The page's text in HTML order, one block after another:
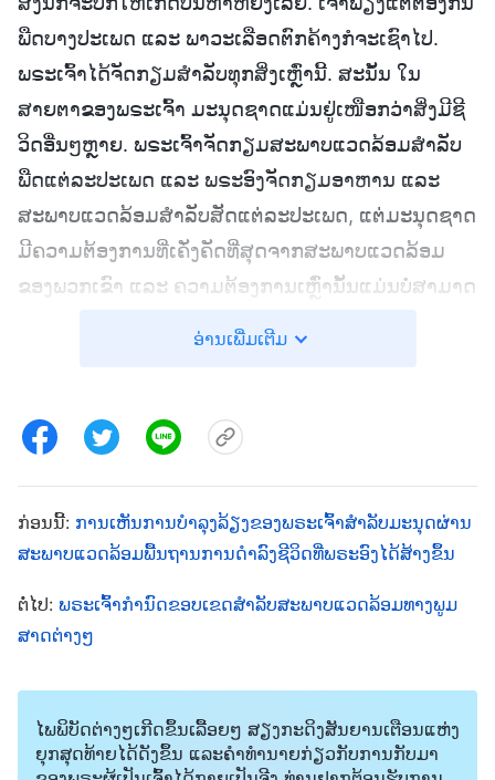
ພືດບາງປະເພດ ແລະ ພາວະເລືອດຕົກຄ້າງກໍຈະເຊົາໄປ.
ພຣະເຈົ້າໄດ້ຈັດກຽມສຳລັບທຸກສິ່ງເຫຼົ່ານີ້. ສະນັ້ນ ໃນ
ສາຍຕາຂອງພຣະເຈົ້າ ມະນຸດຊາດແມ່ນຢູ່ເໜືອກວ່າສິ່ງມີຊີ
ວິດອື່ນໆຫຼາຍ. ພຣະເຈົ້າຈັດກຽມສະພາບແວດລ້ອມສຳລັບ
ພືດແຕ່ລະປະເພດ ແລະ ພຣະອົງຈັດກຽມອາຫານ ແລະ
ສະພາບແວດລ້ອມສຳລັບສັດແຕ່ລະປະເພດ, ແຕ່ມະນຸດຊາດ
ມີຄວາມຕ້ອງການທີ່ເຄັ່ງຄັດທີ່ສຸດຈາກສະພາບແວດລ້ອມ
ຂອງພວກເຂົາ ແລະ ຄວາມຕ້ອງການເຫຼົ່ານັ້ນແມ່ນບໍ່ສາມາດ
ຮູ້ຈັກສິ່ງນີ້ໄດ້ດີທີ່ສຸດ ໃນຫົວໃຈຂອງພຣະອົງ. ເມື່ອພຣະເຈົ້າ
ເຮັດສິ່ງນີ້, ພຣະອົງກໍໃຫ້ຄວາມສຳຄັນກັບສິ່ງນັ້ນຫຼາຍກວ່າ
ຂອງບາງສິ່ງທີ່ທຳມະດາທີ່ເຈົ້າສາມາດເຫັນ ແລະ ເພີດເພີນ
ໄດ້ໃນຊີວິດຂອງເຈົ້າ ຫຼື ສິ່ງທີ່ເຈົ້າເຫັນ ແລະ ເພີດເພີນ ເຊິ່ງ
ເຈົ້າມີຕັ້ງແຕ່ເກີດ, ແຕ່ພຣະເຈົ້າໄດ້ຈັດແຈງໃຫ້ແກ່ເຈົ້າເປັນ
ເວລາດົນນານມາແລ້ວ ຫຼື ຢ່າງລັບໆ. ຈົນເຖິງລະດັບທີ່ເປັນໄປ
ອາດທຳຮ້າຍຮ່າງກາຍມະນຸດ. ສິ່ງນີ້ສະແດງເຖິງຫຍັງ? ມັນ
ອ່ານເພີ່ມເຕີມ
ກ່ອນນີ້: ການເຫັນການບຳລຸງລ້ຽງຂອງພຣະເຈົ້າສຳລັບມະນຸດຜ່ານ
ສະພາບແວດລ້ອມພື້ນຖານການດຳລົງຊີວິດທີ່ພຣະອົງໄດ້ສ້າງຂຶ້ນ
ຕໍ່ໄປ: ພຣະເຈົ້າກຳນົດຂອບເຂດສໍາລັບສະພາບແວດລ້ອມທາງພູມ
ສາດຕ່າງໆ
ໄພພິບັດຕ່າງໆເກີດຂຶ້ນເລື້ອຍໆ ສຽງກະດິງສັນຍານເຕືອນແຫ່ງ
ຍຸກສຸດທ້າຍໄດ້ດັງຂຶ້ນ ແລະຄໍາທໍານາຍກ່ຽວກັບການກັບມາ